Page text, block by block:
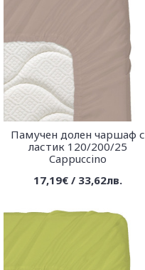
Памучен долен чаршаф с
ластик 120/200/25
Cappuccino
17,19€ / 33,62лв.